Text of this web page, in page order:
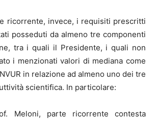
ricorrente, invece, i requisiti prescritti
posseduti da almeno tre componenti
tra i quali il Presidente, i quali non
i menzionati valori di mediana come
in relazione ad almeno uno dei tre
scientifica. In particolare:
Meloni, parte ricorrente contesta